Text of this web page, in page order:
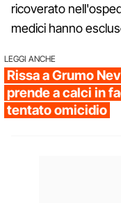
ricoverato
medici hanno
LEGGI ANCHE
Rissa a Grumo
prende a calci in
tentato omicidio